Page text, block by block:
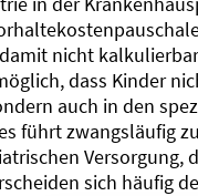
nicht
dass Kinder
auch in den
führt zwangsläufig
Versorgung,
sich häufig